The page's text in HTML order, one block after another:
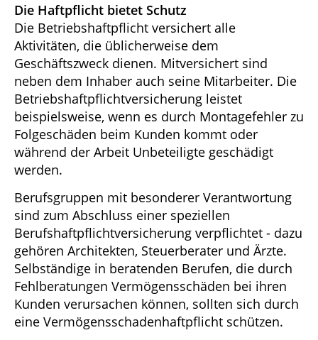
Die Haftpflicht bietet Schutz
Die Betriebshaftpflicht versichert alle
Aktivitäten, die üblicherweise dem
Geschäftszweck dienen. Mitversichert sind
neben dem Inhaber auch seine Mitarbeiter. Die
Betriebshaftpflichtversicherung leistet
beispielsweise, wenn es durch Montagefehler zu
Folgeschäden beim Kunden kommt oder
während der Arbeit Unbeteiligte geschädigt
werden.
Berufsgruppen mit besonderer Verantwortung
sind zum Abschluss einer speziellen
Berufshaftpflichtversicherung verpflichtet - dazu
gehören Architekten, Steuerberater und Ärzte.
Selbständige in beratenden Berufen, die durch
Fehlberatungen Vermögensschäden bei ihren
Kunden verursachen können, sollten sich durch
eine Vermögensschadenhaftpflicht schützen.